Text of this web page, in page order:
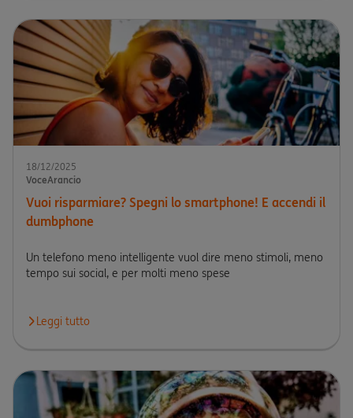
18/12/2025
VoceArancio
Vuoi risparmiare? Spegni lo smartphone! E accendi il
dumbphone
Un telefono meno intelligente vuol dire meno stimoli, meno
tempo sui social, e per molti meno spese
Leggi tutto
Leggi l'articolo Vuoi risparmiare? Spegni lo smartphone! E